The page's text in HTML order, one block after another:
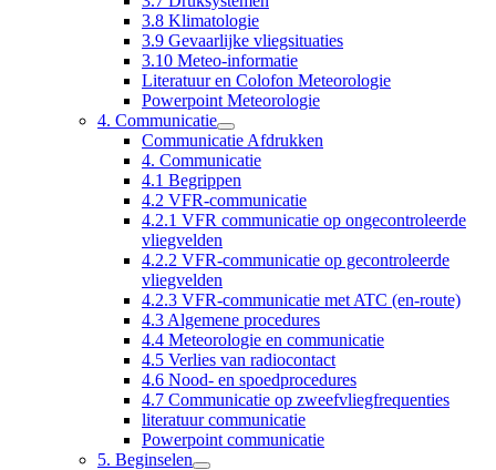
3.8 Klimatologie
3.9 Gevaarlijke vliegsituaties
3.10 Meteo-informatie
Literatuur en Colofon Meteorologie
Powerpoint Meteorologie
4. Communicatie
Communicatie Afdrukken
4. Communicatie
4.1 Begrippen
4.2 VFR-communicatie
4.2.1 VFR communicatie op ongecontroleerde
vliegvelden
4.2.2 VFR-communicatie op gecontroleerde
vliegvelden
4.2.3 VFR-communicatie met ATC (en-route)
4.3 Algemene procedures
4.4 Meteorologie en communicatie
4.5 Verlies van radiocontact
4.6 Nood- en spoedprocedures
4.7 Communicatie op zweefvliegfrequenties
literatuur communicatie
Powerpoint communicatie
5. Beginselen